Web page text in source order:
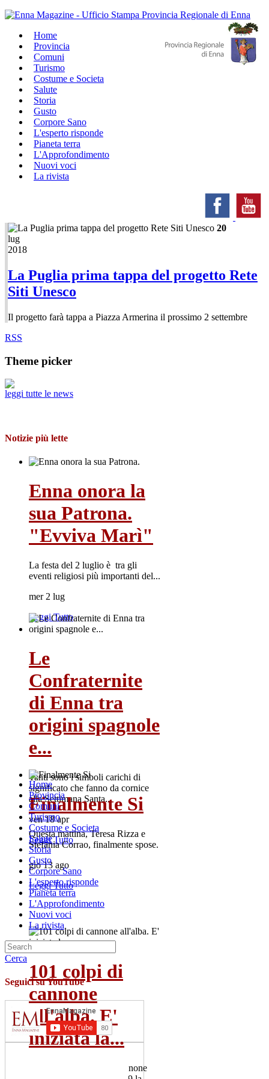
Home
Provincia
Comuni
Turismo
Costume e Societa
Salute
Storia
Gusto
Corpore Sano
L'esperto risponde
Pianeta terra
L'Approfondimento
Nuovi voci
La rivista
20
lug
2018
La Puglia prima tappa del progetto Rete
Siti Unesco
Il progetto farà tappa a Piazza Armerina il prossimo 2 settembre
RSS
Theme picker
leggi tutte le news
Notizie più lette
Enna onora la
sua Patrona.
"Evviva Marì"
La festa del 2 luglio è tra gli
eventi religiosi più importanti del...
mer 2 lug
Leggi Tutto
Le
Confraternite
di Enna tra
origini spagnole
e...
Tanti sono i simboli carichi di
significato che fanno da cornice
alla Settimana Santa...
ven 18 apr
Leggi Tutto
Finalmente Si
Questa mattina, Teresa Rizza e
Stefania Corrao, finalmente spose.
gio 13 ago
Leggi Tutto
101 colpi di
cannone
all'alba. E'
iniziata la...
Il 2 luglio 101 colpi di cannone
Home
Provincia
Comuni
Turismo
Costume e Societa
Salute
Storia
Gusto
Corpore Sano
L'esperto risponde
Pianeta terra
L'Approfondimento
Nuovi voci
La rivista
Cerca
Seguici su YouTube